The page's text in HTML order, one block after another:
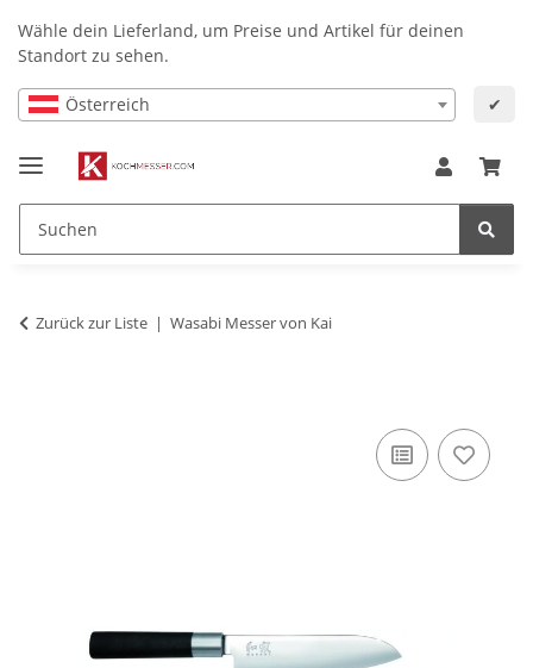
Wähle dein Lieferland, um Preise und Artikel für deinen
Standort zu sehen.
Österreich ✔
Zurück zur Liste Wasabi Messer von Kai